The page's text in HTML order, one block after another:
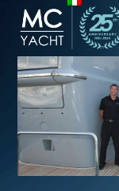
Skip
content